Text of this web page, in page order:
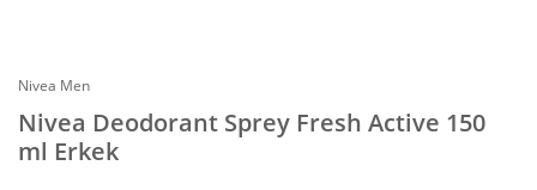
Nivea Men
Nivea Deodorant Sprey Fresh Active 150
ml Erkek